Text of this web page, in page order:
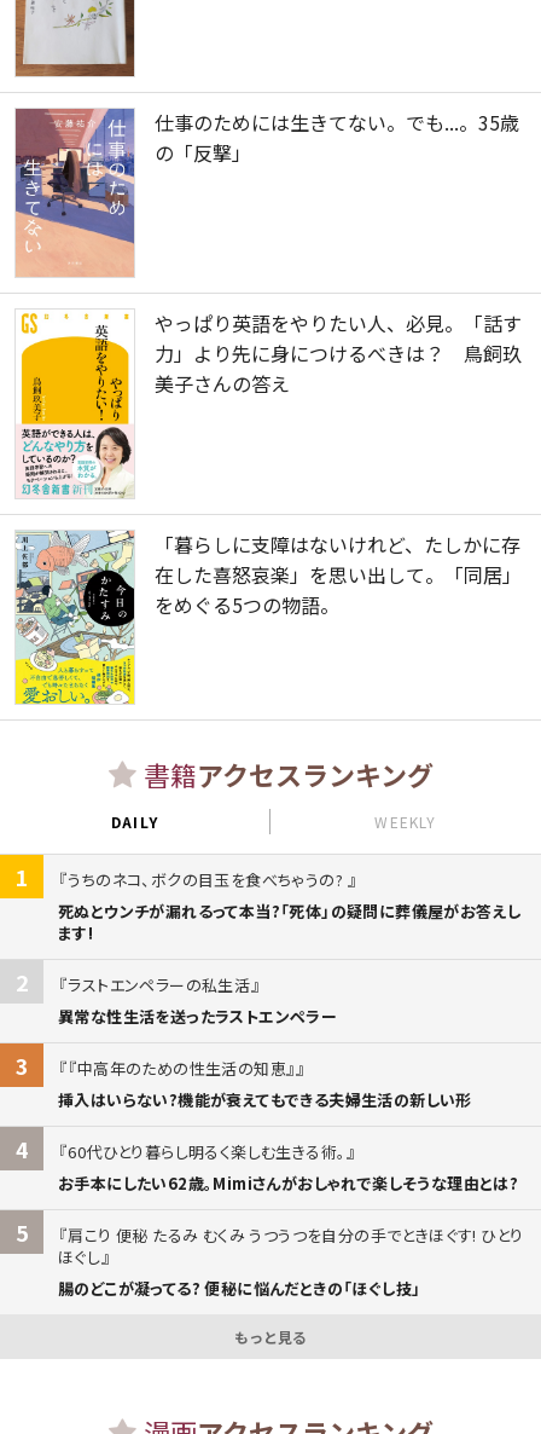
仕事のためには生きてない。でも...。35歳
の「反撃」
やっぱり英語をやりたい人、必見。「話す
力」より先に身につけるべきは？ 鳥飼玖
美子さんの答え
「暮らしに支障はないけれど、たしかに存
在した喜怒哀楽」を思い出して。「同居」
をめぐる5つの物語。
書籍アクセスランキング
DAILY WEEKLY
1
うちのネコ、ボクの目玉を食べちゃうの?
死ぬとウンチが漏れるって本当?「死体」の疑問に葬儀屋がお答えし
ます!
2
ラストエンペラーの私生活
異常な性生活を送ったラストエンペラー
3
『中高年のための性生活の知恵』
挿入はいらない?機能が衰えてもできる夫婦生活の新しい形
4
60代ひとり暮らし明るく楽しむ生きる術。
お手本にしたい62歳。Mimiさんがおしゃれで楽しそうな理由とは?
5
肩こり 便秘 たるみ むくみ うつうつを自分の手でときほぐす! ひとり
ほぐし
腸のどこが凝ってる? 便秘に悩んだときの「ほぐし技」
もっと見る